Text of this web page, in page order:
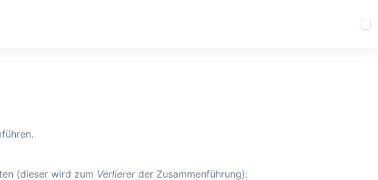
(dieser wird zum Verliererder Zusammenführung):